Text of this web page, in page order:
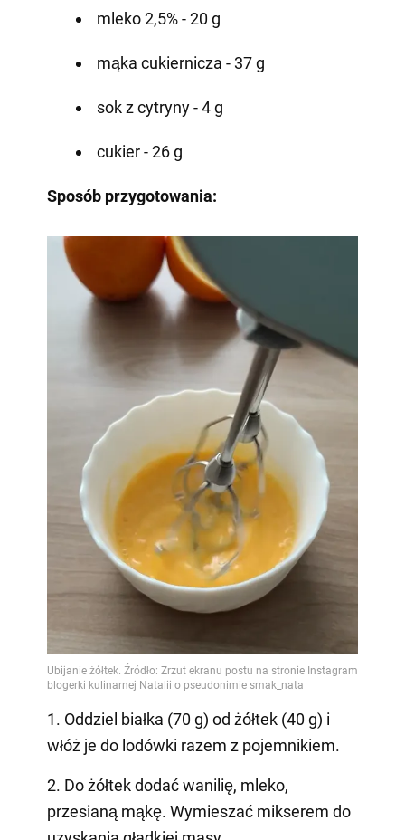
mleko 2,5% - 20 g
mąka cukiernicza - 37 g
sok z cytryny - 4 g
cukier - 26 g
Sposób przygotowania:
1. Oddziel białka (70 g) od żółtek (40 g) i
włóż je do lodówki razem z pojemnikiem.
2. Do żółtek dodać wanilię, mleko,
przesianą mąkę. Wymieszać mikserem do